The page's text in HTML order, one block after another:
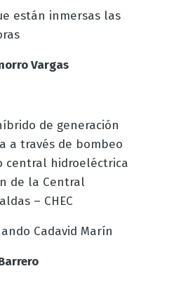
están inmersas las
Vargas
de generación
a través de bombeo
central hidroeléctrica
de la Central
– CHEC
Cadavid Marín